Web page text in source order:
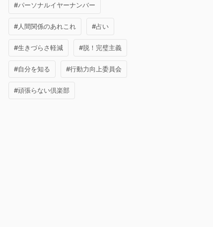
#パーソナルイヤーナンバー
#人間関係のあれこれ #占い
#生きづらさ軽減 #脱！完璧主義
#自分を知る #行動力向上委員会
#頑張らない倶楽部